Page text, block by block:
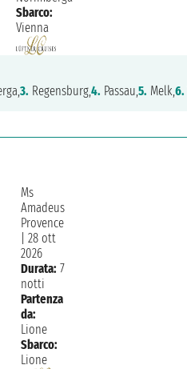
Sbarco:
Vienna
3. Regensburg,4. Passau,5. Melk,6.
Ms
Amadeus
Provence
28 ott
2026
Durata: 7
notti
Partenza
da:
Lione
Sbarco:
Lione